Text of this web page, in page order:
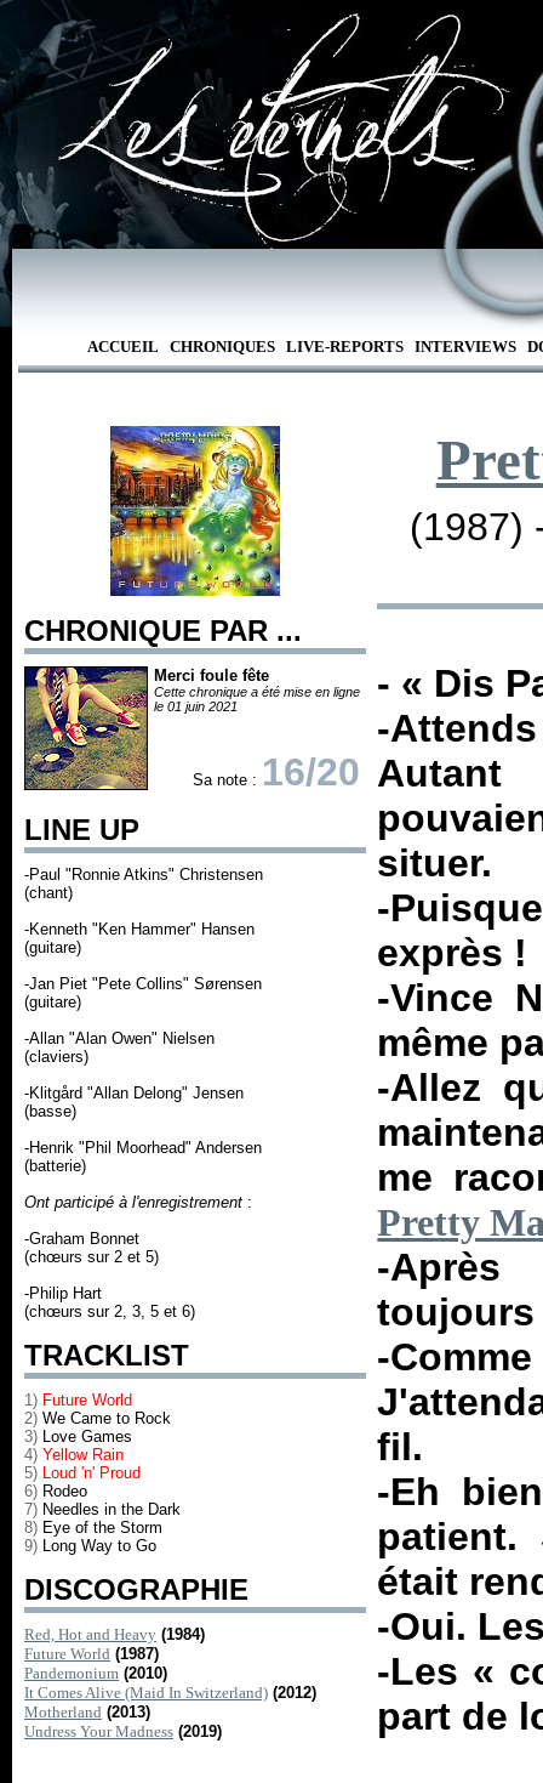
ACCUEIL CHRONIQUES LIVE-REPORTS INTERVIEWS
CHRONIQUE PAR ...
Merci foule fête
Cette chronique a été mise en ligne
le 01 juin 2021
Sa note : 16/20
LINE UP
-Paul "Ronnie Atkins" Christensen
(chant)
-Kenneth "Ken Hammer" Hansen
(guitare)
-Jan Piet "Pete Collins" Sørensen
(guitare)
-Allan "Alan Owen" Nielsen
(claviers)
-Klitgård "Allan Delong" Jensen
(basse)
-Henrik "Phil Moorhead" Andersen
(batterie)
Ont participé à l'enregistrement :
-Graham Bonnet
(chœurs sur 2 et 5)
-Philip Hart
(chœurs sur 2, 3, 5 et 6)
TRACKLIST
1) Future World
2) We Came to Rock
3) Love Games
4) Yellow Rain
5) Loud 'n' Proud
6) Rodeo
7) Needles in the Dark
8) Eye of the Storm
9) Long Way to Go
DISCOGRAPHIE
Red, Hot and Heavy (1984)
Future World (1987)
Pandemonium (2010)
It Comes Alive (Maid In Switzerland) (2012)
Motherland (2013)
Undress Your Madness (2019)
(1987)
- « Dis
-
situer.
-
exprès !
-Vince
même
-Allez
me
Pretty
-
toujours
-
fil.
-Eh
était
-Oui.
-Les «
part de